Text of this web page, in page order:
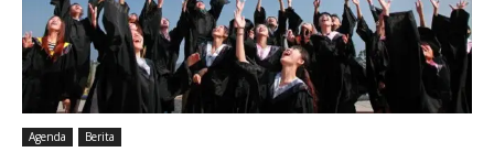
Agenda Berita